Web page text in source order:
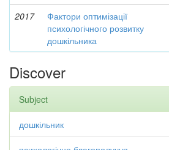
2017
Фактори оптимізації
психологічного розвитку
дошкільника
Discover
Subject
дошкільник